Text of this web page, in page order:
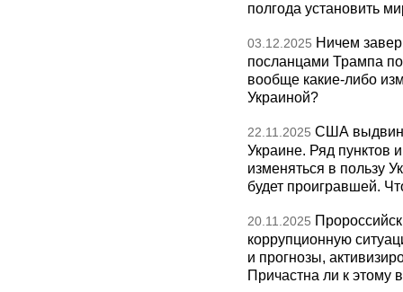
полгода установить
03.12.2025 Ничем
посланцами Трампа
вообще какие-либо
Украиной?
22.11.2025 США
Украине. Ряд пунктов
изменяться в пользу
будет проигравшей.
20.11.2025
коррупционную
и прогнозы,
Причастна ли к этому